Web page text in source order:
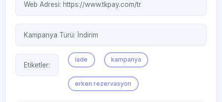
Web Adresi: https://www.tkpay.com/tr
Kampanya Türü: İndirim
Etiketler:
iade kampanya
erken rezervasyon